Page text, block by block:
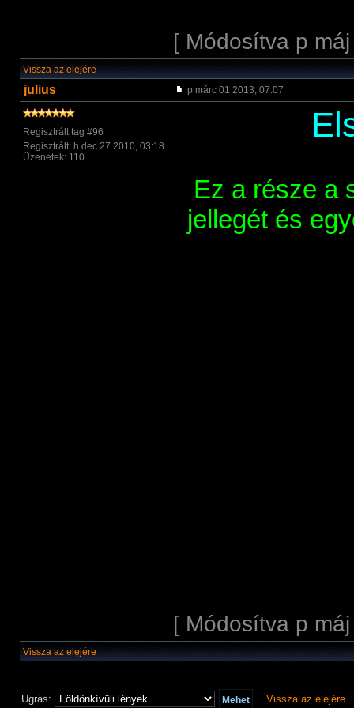
[ Módosítva p
Vissza az elejére
julius p márc 01 2013, 07:07
Regisztrált tag #96
Regisztrált: h dec 27 2010, 03:18
Üzenetek: 110
Ez a része a
jellegét és
[ Módosítva p
Vissza az elejére
Ugrás: Vissza az elejére